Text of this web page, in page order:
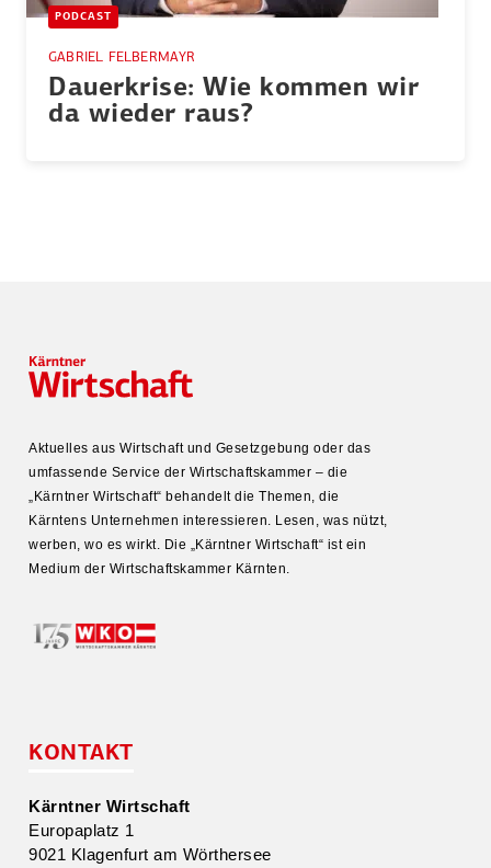
PODCAST
GABRIEL FELBERMAYR
Dauer­krise: Wie kommen wir
da wieder raus?
Aktuelles aus Wirtschaft und Gesetz­gebung oder das
umfas­sende Service der Wirtschafts­kammer – die
„Kärntner Wirtschaft“ behandelt die Themen, die
Kärntens Unter­nehmen inter­es­sieren. Lesen, was nützt,
werben, wo es wirkt. Die „Kärntner Wirtschaft“ ist ein
Medium der Wirtschafts­kammer Kärnten.
KONTAKT
Kärntner Wirtschaft
Europa­platz 1
9021 Klagenfurt am Wörthersee